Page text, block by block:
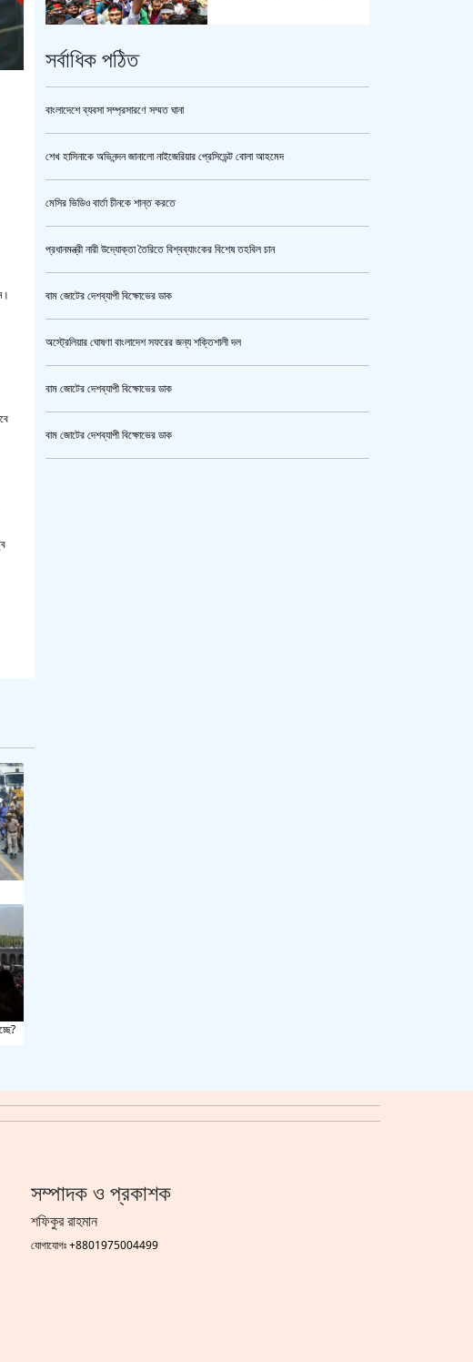
লাঠিয়াল বাহিনী নয় : স্বরাষ্ট্রমন্ত্রী
ক্যামেরার টান আজও অটুট, মঞ্চ-সিনেমা
এসএসসি ও সমমানের পরীক্ষার ফলাফল ১০
সর্বাধিক পঠিত
বাংলাদেশে ব্যবসা সম্প্রসারণে সম্মত ঘানা
শেখ হাসিনাকে অভিনন্দন জানালো নাইজেরিয়ার প্রেসিডেন্ট বোলা আহমেদ
মেসির ভিডিও বার্তা চীনকে শান্ত করতে
প্রধানমন্ত্রী নারী উদ্যোক্তা তৈরিতে বিশ্বব্যাংকের বিশেষ তহবিল চান
বাম জোটের দেশব্যাপী বিক্ষোভের ডাক
অস্ট্রেলিয়ার ঘোষণা বাংলাদেশ সফরের জন্য শক্তিশালী দল
বাম জোটের দেশব্যাপী বিক্ষোভের ডাক
বাম জোটের দেশব্যাপী বিক্ষোভের ডাক
সম্পাদক ও প্রকাশক
শফিকুর রাহমান
যোগাযোগঃ +8801975004499